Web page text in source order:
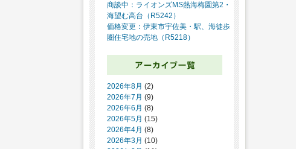
商談中：ライオンズMS熱海梅園第2・
海望む高台（R5242）
価格変更：伊東市宇佐美・駅、海徒歩
圏住宅地の売地（R5218）
2026年8月 (2)
2026年7月 (9)
2026年6月 (8)
2026年5月 (15)
2026年4月 (8)
2026年3月 (10)